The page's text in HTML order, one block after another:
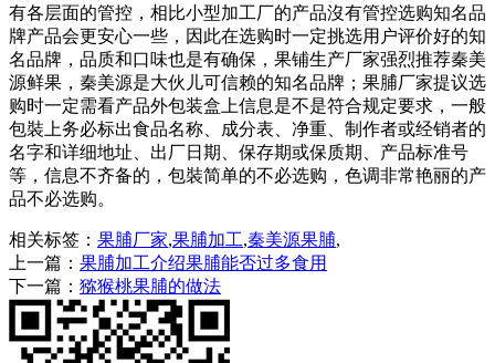
有各层面的管控，相比小型加工厂的产品沒有管控选购知名品
牌产品会更安心一些，因此在选购时一定挑选用户评价好的知
名品牌，品质和口味也是有确保，果铺生产厂家强烈推荐秦美
源鲜果，秦美源是大伙儿可信赖的知名品牌；果脯厂家提议选
购时一定需看产品外包装盒上信息是不是符合规定要求，一般
包裝上务必标出食品名称、成分表、净重、制作者或经销者的
名字和详细地址、出厂日期、保存期或保质期、产品标准号
等，信息不齐备的，包裝简单的不必选购，色调非常艳丽的产
品不必选购。
相关标签： 果脯厂家,果脯加工,秦美源果脯,
上一篇： 果脯加工介绍果脯能否过多食用
下一篇： 猕猴桃果脯的做法